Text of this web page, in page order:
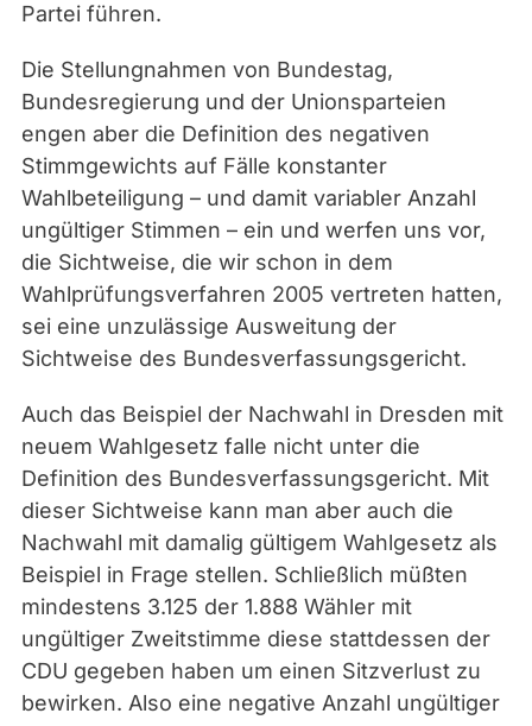
Partei führen.
Die Stellungnahmen von Bundestag,
Bundesregierung und der Unionsparteien
engen aber die Definition des negativen
Stimmgewichts auf Fälle konstanter
Wahlbeteiligung – und damit variabler Anzahl
ungültiger Stimmen – ein und werfen uns vor,
die Sichtweise, die wir schon in dem
Wahlprüfungsverfahren 2005 vertreten hatten,
sei eine unzulässige Ausweitung der
Sichtweise des Bundesverfassungsgericht.
Auch das Beispiel der Nachwahl in Dresden mit
neuem Wahlgesetz falle nicht unter die
Definition des Bundesverfassungsgericht. Mit
dieser Sichtweise kann man aber auch die
Nachwahl mit damalig gültigem Wahlgesetz als
Beispiel in Frage stellen. Schließlich müßten
mindestens 3.125 der 1.888 Wähler mit
ungültiger Zweitstimme diese stattdessen der
CDU gegeben haben um einen Sitzverlust zu
bewirken. Also eine negative Anzahl ungültiger